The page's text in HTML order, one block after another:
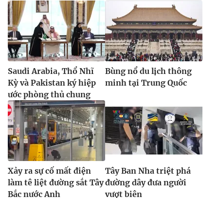
Saudi Arabia, Thổ Nhĩ
Kỳ và Pakistan ký hiệp
ước phòng thủ chung
Bùng nổ du lịch thông
minh tại Trung Quốc
Xảy ra sự cố mất điện
làm tê liệt đường sắt Tây
Bắc nước Anh
Tây Ban Nha triệt phá
đường dây đưa người
vượt biên